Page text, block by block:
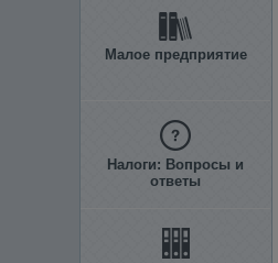
Малое предприятие
Налоги: Вопросы и
ответы